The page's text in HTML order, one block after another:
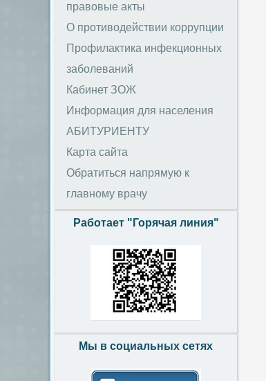
правовые акты
О противодействии коррупции
Профилактика инфекционных
заболеваний
Кабинет ЗОЖ
Информация для населения
АБИТУРИЕНТУ
Карта сайта
Обратиться напрямую к
главному врачу
Работает "Горячая линия"
Мы в социальных сетях